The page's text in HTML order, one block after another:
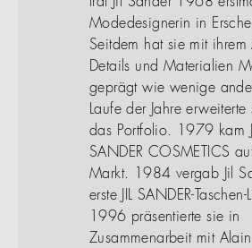
trat Jil Sander 1968
Modedesignerin in
Seitdem hat sie mit ihrem
Details und Materialien
geprägt wie wenige
Laufe der Jahre erweiterte
das Portfolio. 1979 kam
SANDER COSMETICS
Markt. 1984 vergab Jil
erste JIL SANDER-Taschen-
1996 präsentierte sie in
Zusammenarbeit mit Alain